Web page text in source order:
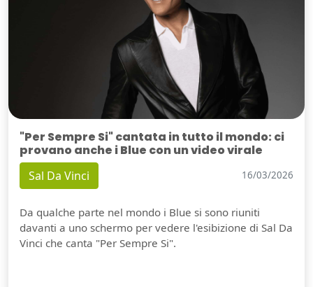
"Per Sempre Si" cantata in tutto il mondo: ci
provano anche i Blue con un video virale
Sal Da Vinci 16/03/2026
Da qualche parte nel mondo i Blue si sono riuniti
davanti a uno schermo per vedere l'esibizione di Sal Da
Vinci che canta "Per Sempre Si".